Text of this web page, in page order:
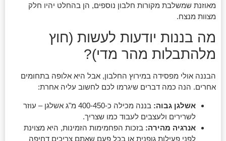
מאוזנת שמשלבת מקורות חלבון נוספים, הן בהחלט יהיו חלק
מצוות מנצח.
מה בננות יודעות לעשות (חוץ
מלהתבלות מהר מדי)?
הבננה אולי מפסידה במירוץ החלבון, אבל היא אלופה בתחומים
אחרים. הנה כמה דברים שיגרמו לכם לחשוב עליה אחרת:
אשלגן גבוה:
בננה מכילה כ-400-450 מ"ג אשלגן – עוזר
לשרירים ולעצבים לעבוד כמו שצריך.
אנרגיה מהירה: בזכות הפחמימות הזמינות, היא מצוינת
לפני פעילות גופנית או בכל פעם שאתם צריכים דחיפה